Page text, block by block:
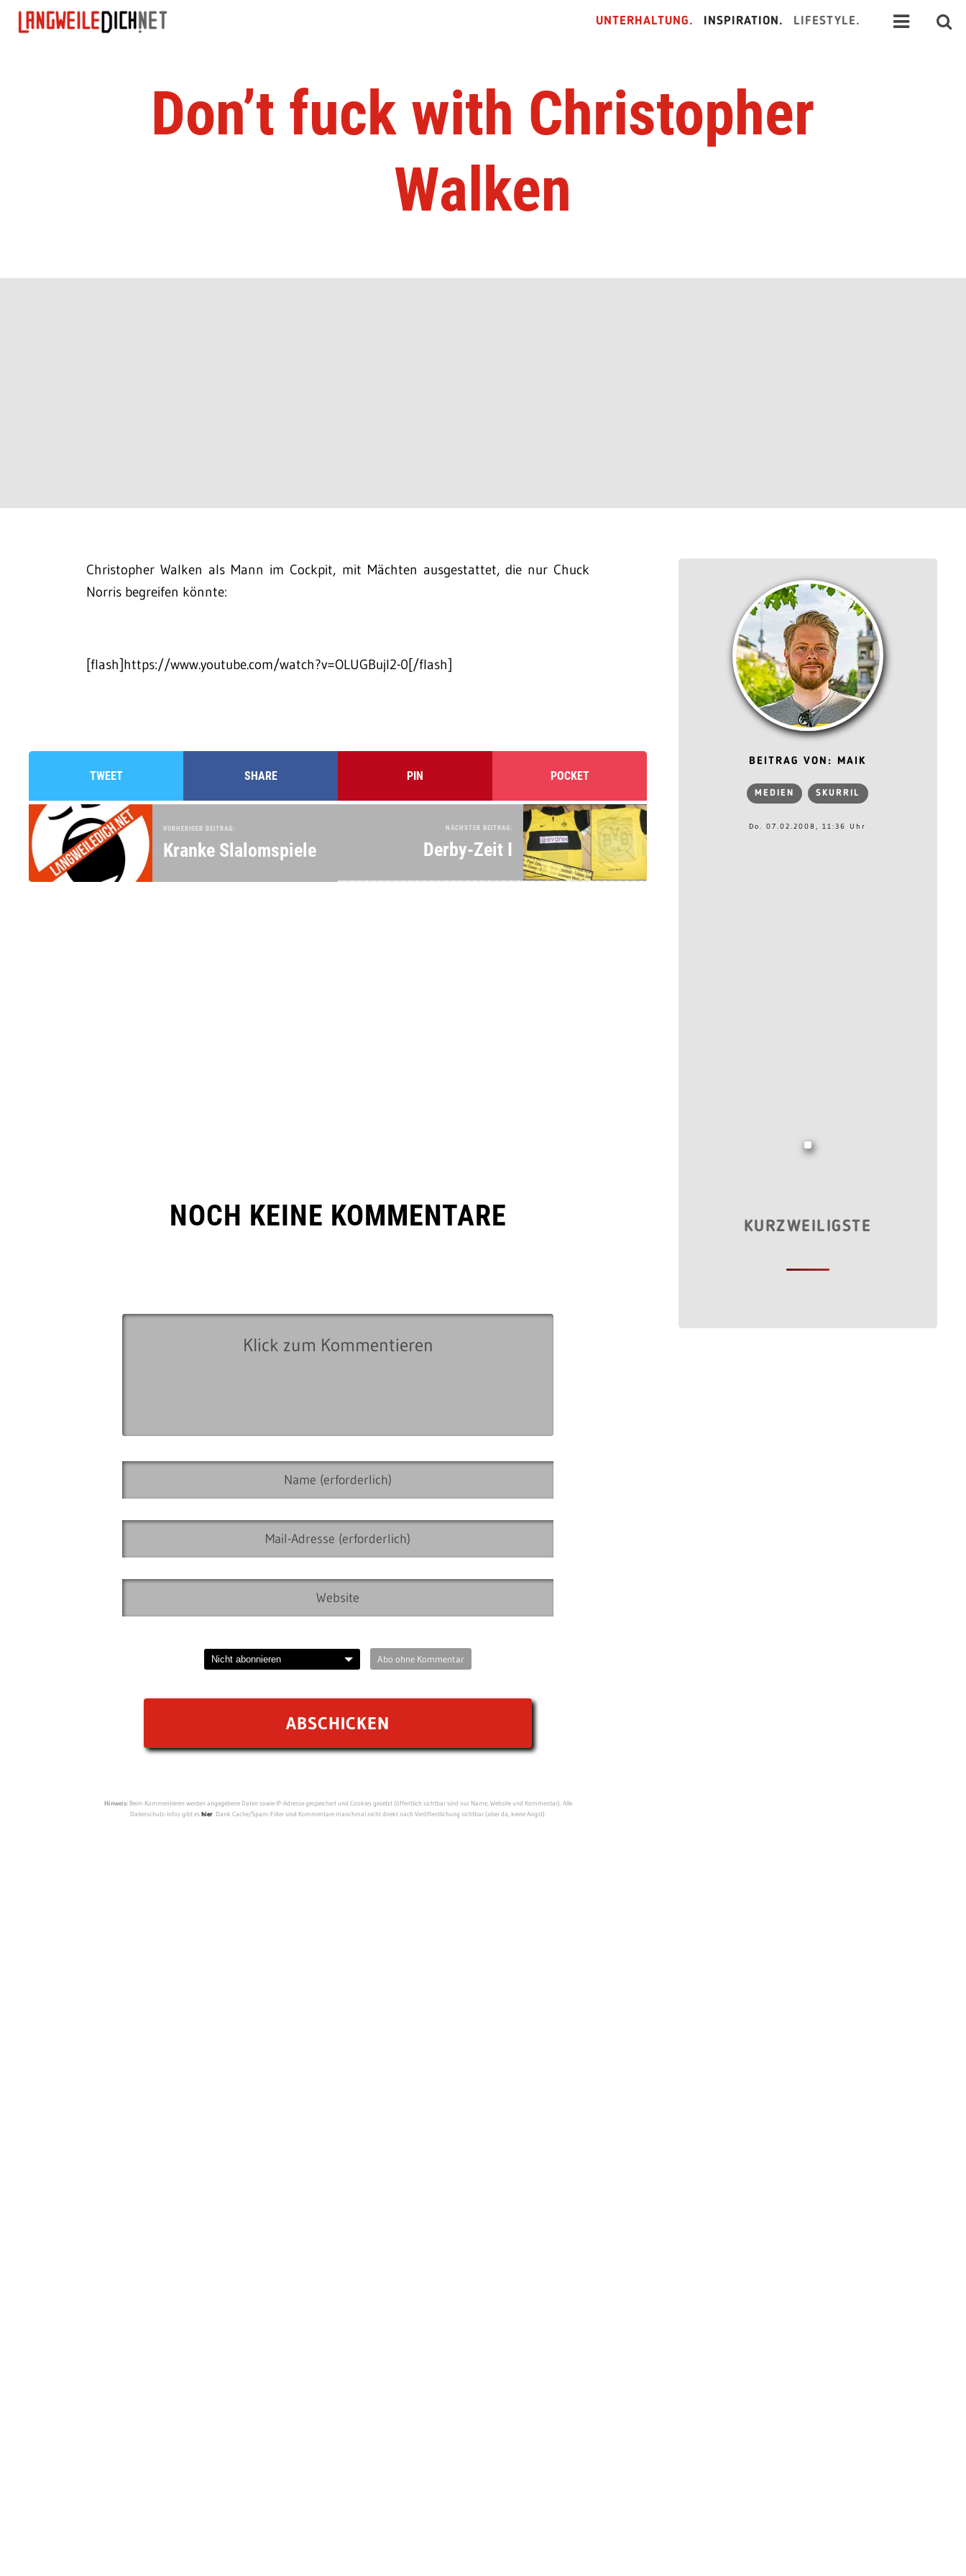
UNTERHALTUNG. INSPIRATION. LIFESTYLE.
Don’t fuck with Christopher
Walken
Christopher Walken als Mann im Cockpit, mit Mächten ausgestattet, die nur Chuck
Norris begreifen könnte:
[flash]https://www.youtube.com/watch?v=OLUGBujl2-0[/flash]
TWEET SHARE PIN POCKET
VORHERIGER BEITRAG:
Kranke Slalomspiele
NÄCHSTER BEITRAG:
Derby-Zeit I
NOCH KEINE KOMMENTARE
Abo ohne Kommentar
Hinweis:Beim Kommentieren werden angegebene Daten sowie IP-Adresse gespeichert und Cookies gesetzt (öffentlich sichtbar sind nur Name, Website und Kommentar). Alle
Datenschutz-Infos gibt eshier. Dank Cache/Spam-Filter sind Kommentare manchmal nicht direkt nach Veröffentlichung sichtbar (aber da, keine Angst).
BEITRAG VON: MAIK
MEDIEN SKURRIL
Do. 07.02.2008, 11:36 Uhr
KURZWEILIGSTE